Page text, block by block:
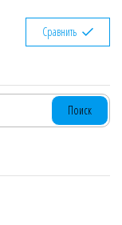
Сравнить